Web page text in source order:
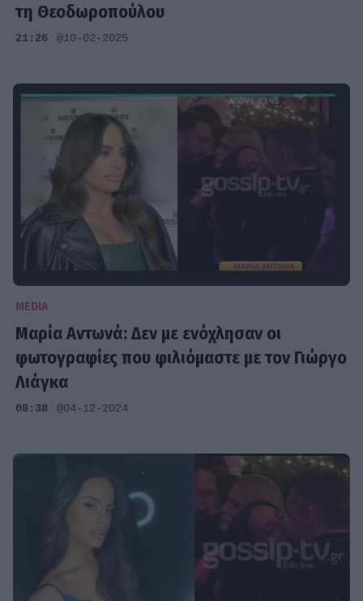
τη Θεοδωροπούλου
21:26 @10-02-2025
MEDIA
Μαρία Αντωνά: Δεν με ενόχλησαν οι
φωτογραφίες που φιλιόμαστε με τον Γιώργο
Λιάγκα
08:38 @04-12-2024